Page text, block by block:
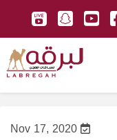
Nov 17, 2020